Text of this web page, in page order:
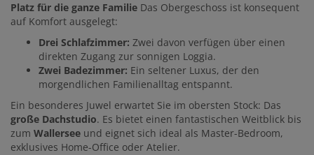
Platz für die ganze Familie Das Obergeschoss ist konsequent
auf Komfort ausgelegt:
Drei Schlafzimmer: Zwei davon verfügen über einen
direkten Zugang zur sonnigen Loggia.
Zwei Badezimmer: Ein seltener Luxus, der den
morgendlichen Familienalltag entspannt.
Ein besonderes Juwel erwartet Sie im obersten Stock: Das
große Dachstudio. Es bietet einen fantastischen Weitblick bis
zum Wallersee und eignet sich ideal als Master-Bedroom,
exklusives Home-Office oder Atelier.